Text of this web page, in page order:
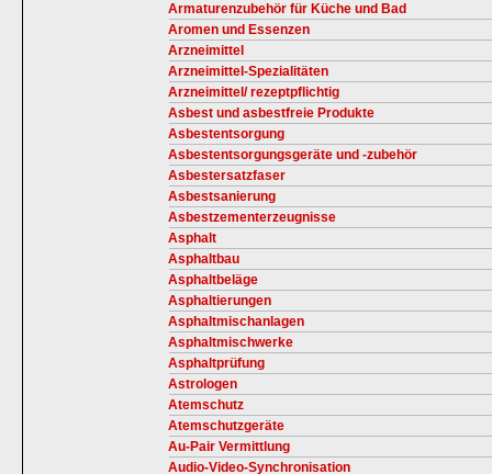
Armaturenzubehör für Küche und Bad
Aromen und Essenzen
Arzneimittel
Arzneimittel-Spezialitäten
Arzneimittel/ rezeptpflichtig
Asbest und asbestfreie Produkte
Asbestentsorgung
Asbestentsorgungsgeräte und -zubehör
Asbestersatzfaser
Asbestsanierung
Asbestzementerzeugnisse
Asphalt
Asphaltbau
Asphaltbeläge
Asphaltierungen
Asphaltmischanlagen
Asphaltmischwerke
Asphaltprüfung
Astrologen
Atemschutz
Atemschutzgeräte
Au-Pair Vermittlung
Audio-Video-Synchronisation